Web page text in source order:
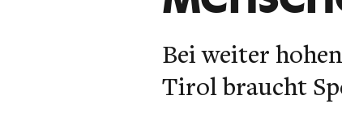
Bei weiter
Tirol braucht